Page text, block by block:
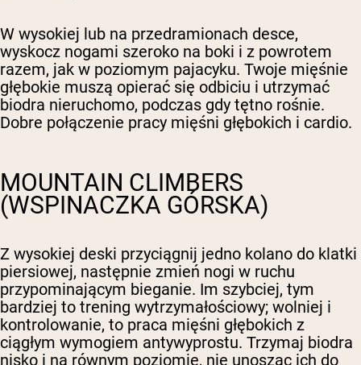
W wysokiej lub na przedramionach desce,
wyskocz nogami szeroko na boki i z powrotem
razem, jak w poziomym pajacyku. Twoje mięśnie
głębokie muszą opierać się odbiciu i utrzymać
biodra nieruchomo, podczas gdy tętno rośnie.
Dobre połączenie pracy mięśni głębokich i cardio.
MOUNTAIN CLIMBERS
(WSPINACZKA GÓRSKA)
Z wysokiej deski przyciągnij jedno kolano do klatki
piersiowej, następnie zmień nogi w ruchu
przypominającym bieganie. Im szybciej, tym
bardziej to trening wytrzymałościowy; wolniej i
kontrolowanie, to praca mięśni głębokich z
ciągłym wymogiem antywyprostu. Trzymaj biodra
nisko i na równym poziomie, nie unosząc ich do